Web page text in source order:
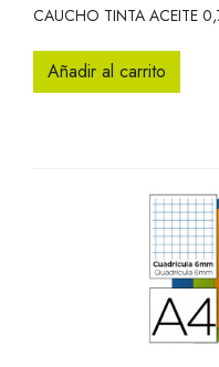
CAUCHO TINTA ACEITE
Añadir al carrito